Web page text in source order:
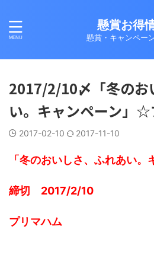
懸賞お得
懸賞・キャンペー
2017/2/10〆「冬のお
い。キャンペーン」
2017-02-10 2017-11-10
「冬のおいしさ、ふれあい。
締切 2017/2/10
プリマハム